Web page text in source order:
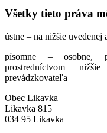
Všetky tieto práva
ústne – na nižšie uvedenej
písomne – osobne,
prostredníctvom
prevádzkovateľa
Obec Likavka
Likavka 815
034 95 Likavka